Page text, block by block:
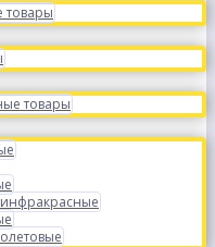
товары
товары
инфракрасные